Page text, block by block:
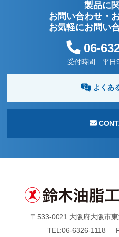
製品に
お問い合わせ・
お気軽にお問い
06-
受付時間 平日
よくあ
〒533-0021 大阪府大阪市
TEL:06-6326-1118